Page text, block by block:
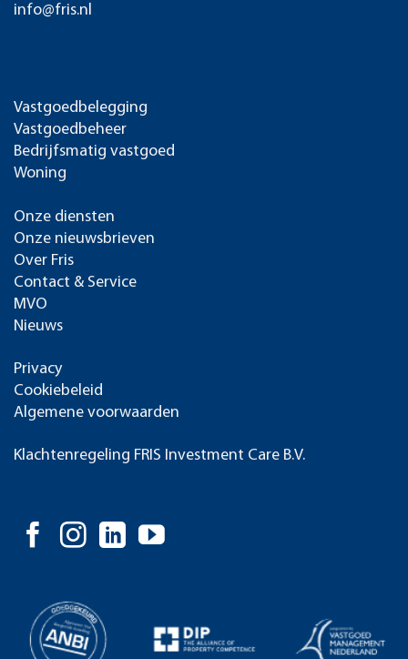
info@fris.nl
Vastgoedbelegging
Vastgoedbeheer
Bedrijfsmatig vastgoed
Woning
Onze diensten
Onze nieuwsbrieven
Over Fris
Contact & Service
MVO
Nieuws
Privacy
Cookiebeleid
Algemene voorwaarden
Klachtenregeling FRIS Investment Care B.V.